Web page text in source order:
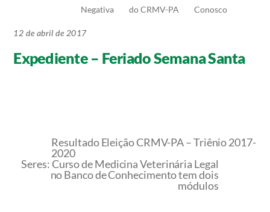
Negativa
do CRMV-PA
Conosco
12 de abril de 2017
Expediente – Feriado Semana Santa
Resultado Eleição CRMV-PA – Triênio 2017-
2020
Seres: Curso de Medicina Veterinária Legal
no Banco de Conhecimento tem dois
módulos